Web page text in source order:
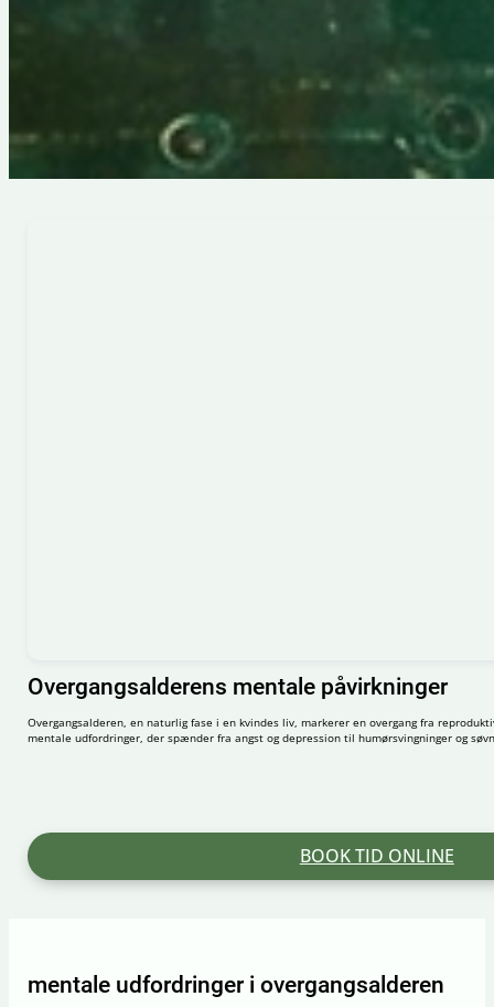
Overgangsalderens mentale påvirkninger
Overgangsalderen, en naturlig fase i en kvindes liv, markerer en overgang fra
mentale udfordringer, der spænder fra angst og depression til humørsvingninger og
BOOK TID ONLINE
mentale udfordringer i overgangsalderen